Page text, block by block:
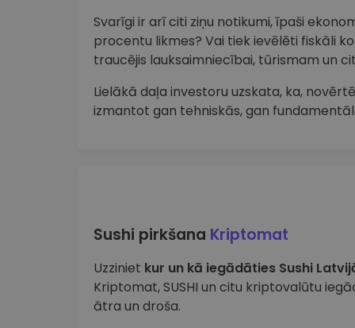
Svarīgi ir arī citi ziņu notikumi, īpaši
procentu likmes? Vai tiek ievēlēti fiskāli
traucējis lauksaimniecībai, tūrismam un
Lielākā daļa investoru uzskata, ka,
izmantot gan tehniskās, gan
Sushi pirkšana Kriptomat
Uzziniet kur un kā iegādāties Sushi
Kriptomat, SUSHI un citu kriptovalūtu
ātra un droša.